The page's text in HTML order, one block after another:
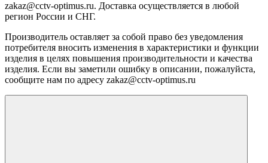
zakaz@cctv-optimus.ru. Доставка осуществляется в любой
регион России и СНГ.
Производитель оставляет за собой право без уведомления
потребителя вносить изменения в характеристики и функции
изделия в целях повышения производительности и качества
изделия. Если вы заметили ошибку в описании, пожалуйста,
сообщите нам по адресу zakaz@cctv-optimus.ru